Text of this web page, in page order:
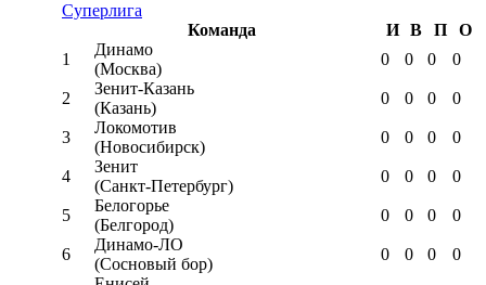
Суперлига
Команда
И В П
О
1
Динамо
(Москва)
0 0 0 0
2
Зенит-Казань
(Казань)
0 0 0 0
3
Локомотив
(Новосибирск)
0 0 0 0
4
Зенит
(Санкт-Петербург)
0 0 0 0
5
Белогорье
(Белгород)
0 0 0 0
6
Динамо-ЛО
(Сосновый бор)
0 0 0 0